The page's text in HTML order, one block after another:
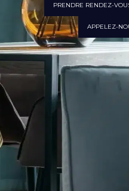
PRENDRE RENDEZ-
APPELEZ-